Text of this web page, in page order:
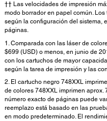
†† Las velocidades de impresión
modo borrador en papel común.
según la configuración del sistema,
páginas.
1. Comparada con las láser de
$699 (USD) o menos, en junio de
con los cartuchos de mayor
según la tarea de impresión y las
2. El cartucho negro 748XXL
de colores 748XXL imprimen aprox.
número exacto de páginas puede
reemplazo está basado en las
en modo predeterminado. El